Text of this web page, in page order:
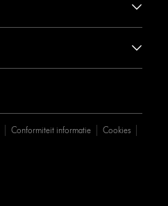
Conformiteit informatie
Cookies